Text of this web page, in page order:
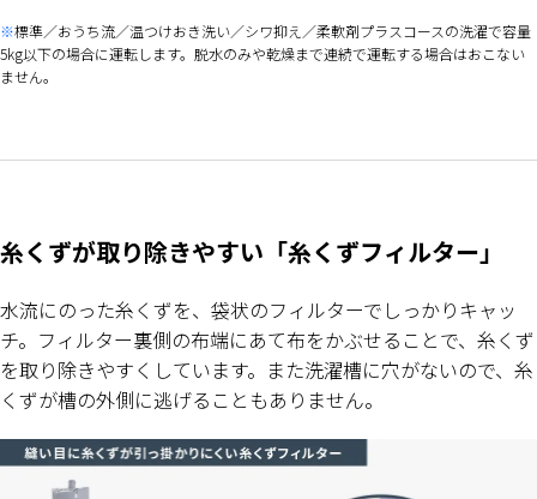
標準／おうち流／温つけおき洗い／シワ抑え／柔軟剤プラスコースの洗濯で容量
5kg以下の場合に運転します。脱水のみや乾燥まで連続で運転する場合はおこない
ません。
糸くずが取り除きやすい「糸くずフィルター」
水流にのった糸くずを、袋状のフィルターでしっかりキャッ
チ。フィルター裏側の布端にあて布をかぶせることで、糸くず
を取り除きやすくしています。また洗濯槽に穴がないので、糸
くずが槽の外側に逃げることもありません。